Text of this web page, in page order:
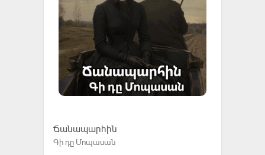
Ճանապարհին
Գի դը Մոպասան